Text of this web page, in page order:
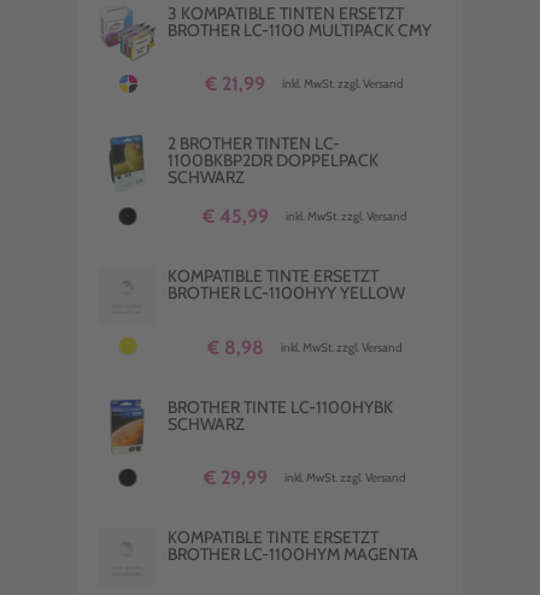
3 KOMPATIBLE TINTEN ERSETZT
BROTHER LC-1100 MULTIPACK CMY
€ 21,99 inkl. MwSt. zzgl. Versand
2 BROTHER TINTEN LC-
1100BKBP2DR DOPPELPACK
SCHWARZ
€ 45,99 inkl. MwSt. zzgl. Versand
KOMPATIBLE TINTE ERSETZT
BROTHER LC-1100HYY YELLOW
€ 8,98 inkl. MwSt. zzgl. Versand
BROTHER TINTE LC-1100HYBK
SCHWARZ
€ 29,99 inkl. MwSt. zzgl. Versand
KOMPATIBLE TINTE ERSETZT
BROTHER LC-1100HYM MAGENTA